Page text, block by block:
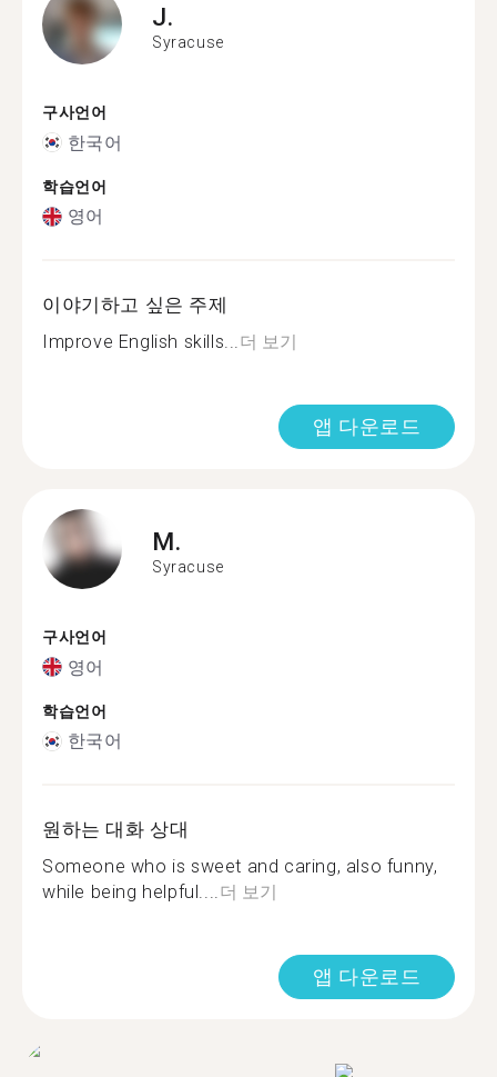
J.
Syracuse
구사언어
한국어
학습언어
영어
이야기하고 싶은 주제
Improve English skills...더 보기
앱 다운로드
M.
Syracuse
구사언어
영어
학습언어
한국어
원하는 대화 상대
Someone who is sweet and caring, also funny,
while being helpful....더 보기
앱 다운로드